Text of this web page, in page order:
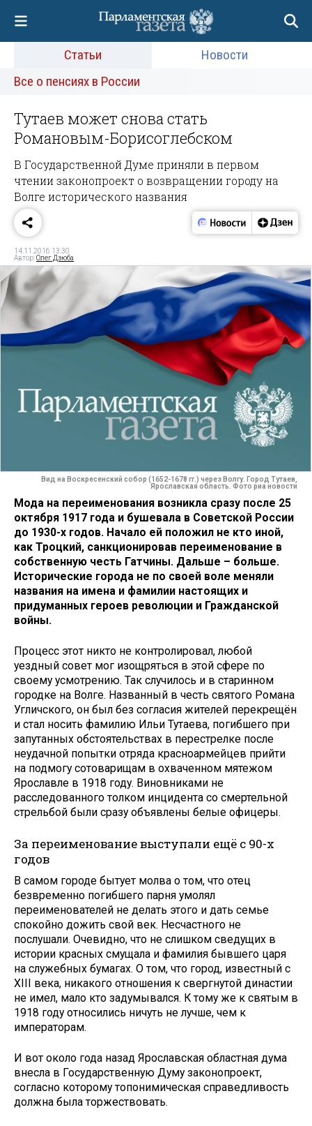
Статьи
Новости
Все о пенсиях в России
Тутаев может снова стать
Романовым-Борисоглебском
В Государственной Думе приняли в первом
чтении законопроект о возвращении городу на
Волге исторического названия
14.11.2016 13:30
Автор:Олег Дзюба
Вид на Воскресенский собор (1652-1678 гг.) через Волгу. Город Тутаев,
Ярославская область. Фото риа новости
Мода на переименования возникла сразу после 25
октября 1917 года и бушевала в Советской России
до 1930-х годов. Начало ей положил не кто иной,
как Троцкий, санкционировав переименование в
собственную честь Гатчины. Дальше – больше.
Исторические города не по своей воле меняли
названия на имена и фамилии настоящих и
придуманных героев революции и Гражданской
войны.
Процесс этот никто не контролировал, любой
уездный совет мог изощряться в этой сфере по
своему усмотрению. Так случилось и в старинном
городке на Волге. Названный в честь святого Романа
Угличского, он был без согласия жителей перекрещён
и стал носить фамилию Ильи Тутаева, погибшего при
запутанных обстоятельствах в перестрелке после
неудачной попытки отряда красноармейцев прийти
на подмогу сотоварищам в охваченном мятежом
Ярославле в 1918 году. Виновниками не
расследованного толком инцидента со смертельной
стрельбой были сразу объявлены белые офицеры.
За переименование выступали ещё с 90-х
годов
В самом городе бытует молва о том, что отец
безвременно погибшего парня умолял
переименователей не делать этого и дать семье
спокойно дожить свой век. Несчастного не
послушали. Очевидно, что не слишком сведущих в
истории красных смущала и фамилия бывшего царя
на служебных бумагах. О том, что город, известный с
XIII века, никакого отношения к свергнутой династии
не имел, мало кто задумывался. К тому же к святым в
1918 году относились ничуть не лучше, чем к
императорам.
И вот около года назад Ярославская областная дума
внесла в Государственную Думу законопроект,
согласно которому топонимическая справедливость
должна была торжествовать.